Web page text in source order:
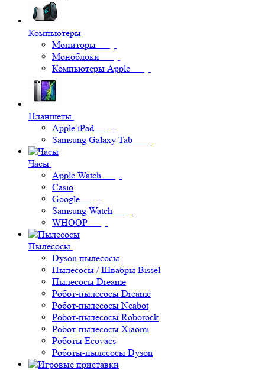
Компьютеры
Мониторы
Моноблоки
Компьютеры Apple
Планшеты
Apple iPad
Samsung Galaxy Tab
Часы
Apple Watch
Casio
Google
Samsung Watch
WHOOP
Пылесосы
Dyson пылесосы
Пылесосы / Швабры Bissel
Пылесосы Dreame
Робот-пылесосы Dreame
Робот-пылесосы Neabot
Робот-пылесосы Roborock
Робот-пылесосы Xiaomi
Роботы Ecovacs
Роботы-пылесосы Dyson